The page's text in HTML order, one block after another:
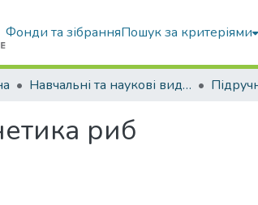
Фонди та зібранняПошук за критеріями
Навчальні та наукові видання
риб